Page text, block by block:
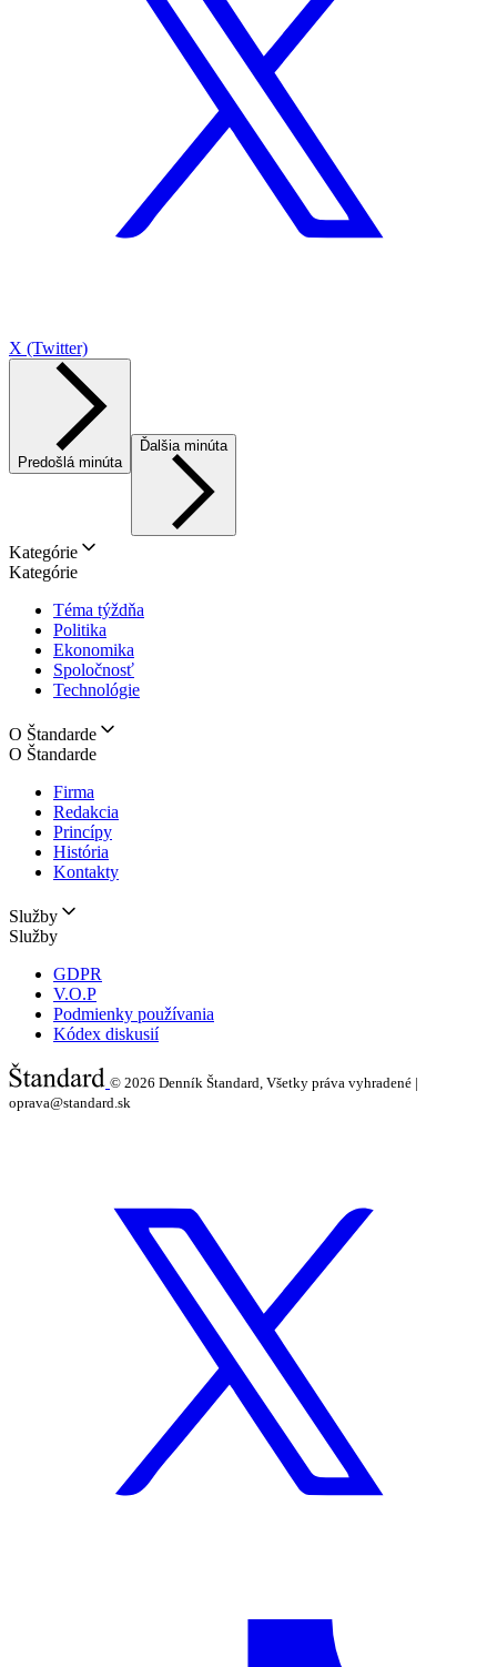
X (Twitter)
Predošlá minúta
Ďalšia minúta
Kategórie
Kategórie
Téma týždňa
Politika
Ekonomika
Spoločnosť
Technológie
O Štandarde
O Štandarde
Firma
Redakcia
Princípy
História
Kontakty
Služby
Služby
GDPR
V.O.P
Podmienky používania
Kódex diskusií
© 2026 Denník Štandard, Všetky práva vyhradené |
oprava@standard.sk